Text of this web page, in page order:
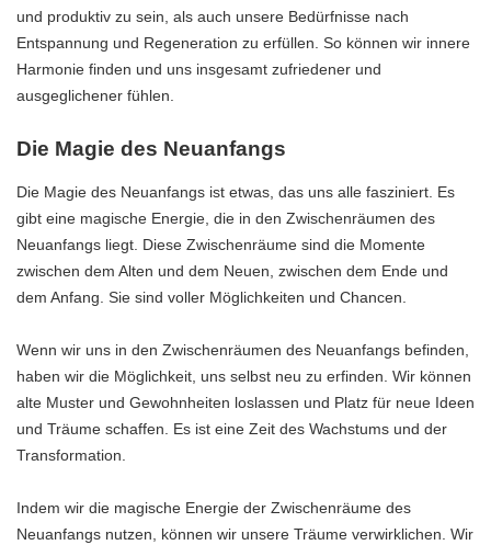
und produktiv zu sein, als auch unsere Bedürfnisse nach
Entspannung und Regeneration zu erfüllen. So können wir innere
Harmonie finden und uns insgesamt zufriedener und
ausgeglichener fühlen.
Die Magie des Neuanfangs
Die Magie des Neuanfangs ist etwas, das uns alle fasziniert. Es
gibt eine magische Energie, die in den Zwischenräumen des
Neuanfangs liegt. Diese Zwischenräume sind die Momente
zwischen dem Alten und dem Neuen, zwischen dem Ende und
dem Anfang. Sie sind voller Möglichkeiten und Chancen.
Wenn wir uns in den Zwischenräumen des Neuanfangs befinden,
haben wir die Möglichkeit, uns selbst neu zu erfinden. Wir können
alte Muster und Gewohnheiten loslassen und Platz für neue Ideen
und Träume schaffen. Es ist eine Zeit des Wachstums und der
Transformation.
Indem wir die magische Energie der Zwischenräume des
Neuanfangs nutzen, können wir unsere Träume verwirklichen. Wir